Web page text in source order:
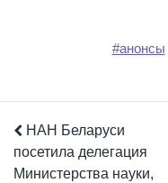
#анонсы
НАН Беларуси
посетила делегация
Министерства науки,